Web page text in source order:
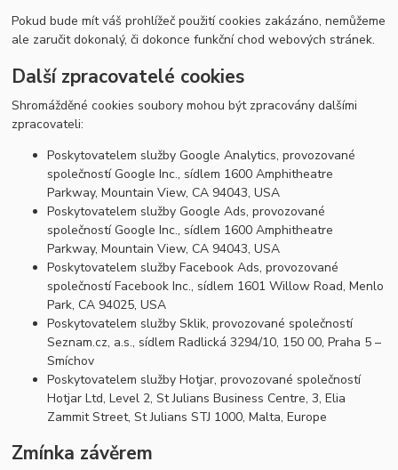
Pokud bude mít váš prohlížeč použití cookies zakázáno, nemůžeme
ale zaručit dokonalý, či dokonce funkční chod webových stránek.
Další zpracovatelé cookies
Shromážděné cookies soubory mohou být zpracovány dalšími
zpracovateli:
Poskytovatelem služby Google Analytics, provozované
společností Google Inc., sídlem 1600 Amphitheatre
Parkway, Mountain View, CA 94043, USA
Poskytovatelem služby Google Ads, provozované
společností Google Inc., sídlem 1600 Amphitheatre
Parkway, Mountain View, CA 94043, USA
Poskytovatelem služby Facebook Ads, provozované
společností Facebook Inc., sídlem 1601 Willow Road, Menlo
Park, CA 94025, USA
Poskytovatelem služby Sklik, provozované společností
Seznam.cz, a.s., sídlem Radlická 3294/10, 150 00, Praha 5 –
Smíchov
Poskytovatelem služby Hotjar, provozované společností
Hotjar Ltd, Level 2, St Julians Business Centre, 3, Elia
Zammit Street, St Julians STJ 1000, Malta, Europe
Zmínka závěrem